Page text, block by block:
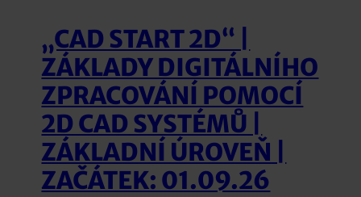
„CAD START 2D“ |
ZÁKLADY DIGITÁLNÍHO
ZPRACOVÁNÍ POMOCÍ
2D CAD SYSTÉMŮ |
ZÁKLADNÍ ÚROVEŇ |
ZAČÁTEK: 01.09.26